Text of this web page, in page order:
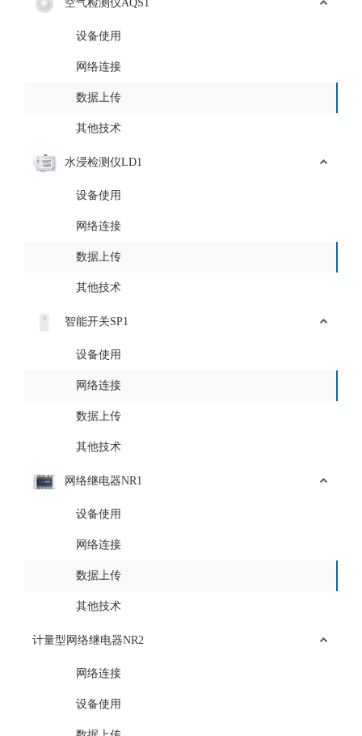
空气检测仪AQS1
设备使用
网络连接
数据上传
其他技术
水浸检测仪LD1
设备使用
网络连接
数据上传
其他技术
智能开关SP1
设备使用
网络连接
数据上传
其他技术
网络继电器NR1
设备使用
网络连接
数据上传
其他技术
计量型网络继电器NR2
网络连接
设备使用